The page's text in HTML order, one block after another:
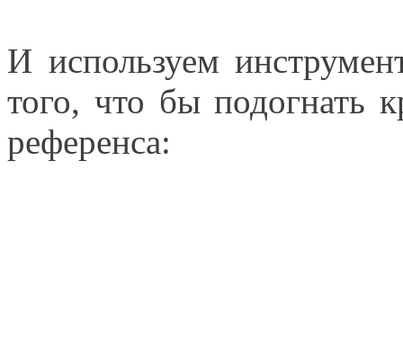
И используем
того, что бы подогнать
референса: